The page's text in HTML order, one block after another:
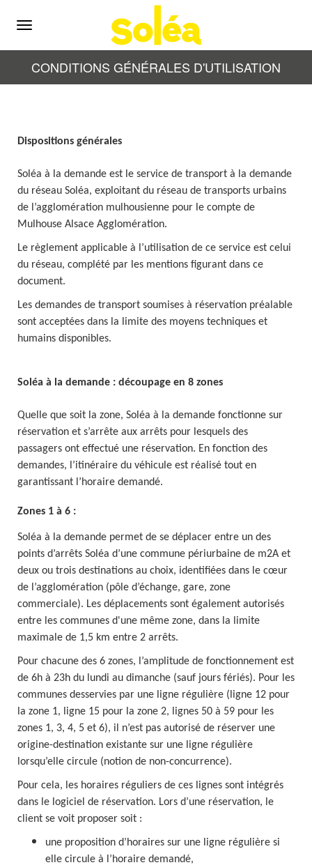
Menu
CONDITIONS GÉNÉRALES D'UTILISATION
Dispositions générales
Soléa à la demande est le service de transport à la demande
du réseau Soléa, exploitant du réseau de transports urbains
de l’agglomération mulhousienne pour le compte de
Mulhouse Alsace Agglomération.
Le règlement applicable à l’utilisation de ce service est celui
du réseau, complété par les mentions figurant dans ce
document.
Les demandes de transport soumises à réservation préalable
sont acceptées dans la limite des moyens techniques et
humains disponibles.
Soléa à la demande : découpage en 8 zones
Quelle que soit la zone, Soléa à la demande fonctionne sur
réservation et s’arrête aux arrêts pour lesquels des
passagers ont effectué une réservation. En fonction des
demandes, l’itinéraire du véhicule est réalisé tout en
garantissant l’horaire demandé.
Zones 1 à 6 :
Soléa à la demande permet de se déplacer entre un des
points d’arrêts Soléa d’une commune périurbaine de m2A et
deux ou trois destinations au choix, identifiées dans le cœur
de l’agglomération (pôle d’échange, gare, zone
commerciale). Les déplacements sont également autorisés
entre les communes d'une même zone, dans la limite
maximale de 1,5 km entre 2 arrêts.
Pour chacune des 6 zones, l’amplitude de fonctionnement est
de 6h à 23h du lundi au dimanche (sauf jours fériés). Pour les
communes desservies par une ligne régulière (ligne 12 pour
la zone 1, ligne 15 pour la zone 2, lignes 50 à 59 pour les
zones 1, 3, 4, 5 et 6), il n’est pas autorisé de réserver une
origine-destination existante sur une ligne régulière
lorsqu’elle circule (notion de non-concurrence).
Pour cela, les horaires réguliers de ces lignes sont intégrés
dans le logiciel de réservation. Lors d’une réservation, le
client se voit proposer soit :
une proposition d’horaires sur une ligne régulière si
elle circule à l’horaire demandé,